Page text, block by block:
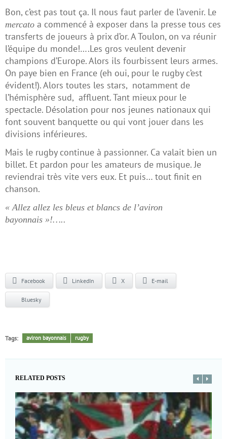
Bon, c’est pas tout ça. Il nous faut parler de l’avenir. Le
mercato a commencé à exposer dans la presse tous ces
transferts de joueurs à prix d’or. A Toulon, on va réunir
l’équipe du monde!….Les gros veulent devenir
champions d’Europe. Alors ils fourbissent leurs armes.
On paye bien en France (eh oui, pour le rugby c’est
évident!). Alors toutes les stars, notamment de
l’hémisphère sud, affluent. Tant mieux pour le
spectacle. Désolation pour nos jeunes nationaux qui
font souvent banquette ou qui vont jouer dans les
divisions inférieures.
Mais le rugby continue à passionner. Ca valait bien un
billet. Et pardon pour les amateurs de musique. Je
reviendrai très vite vers eux. Et puis… tout finit en
chanson.
« Allez allez les bleus et blancs de l’aviron
bayonnais »!…..
Facebook LinkedIn X E-mail
Bluesky
Tags: aviron bayonnais rugby
RELATED POSTS